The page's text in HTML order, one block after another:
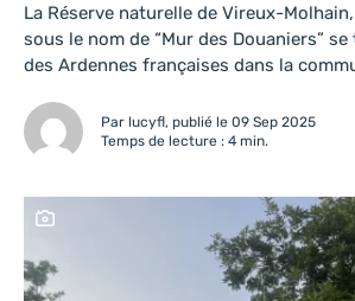
La Réserve naturelle de Vireux-
sous le nom de “Mur des Douaniers”
des Ardennes françaises dans la
porte le nom de “Mur des Douaniers” en
ancien poste de douane situé sur la
Par lucyfl, publié le 09 Sep 2025
Temps de lecture : 4 min.
Ce contenu contient une galerie